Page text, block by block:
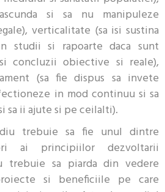
si sa nu manipuleze
verticalitate (sa isi sustina
studii si rapoarte daca sunt
concluzii obiective si reale),
(sa fie dispus sa invete
in mod continuu si sa
sa ii ajute si pe ceilalti).
trebuie sa fie unul dintre
ai principiilor dezvoltarii
trebuie sa piarda din vedere
si beneficiile pe care